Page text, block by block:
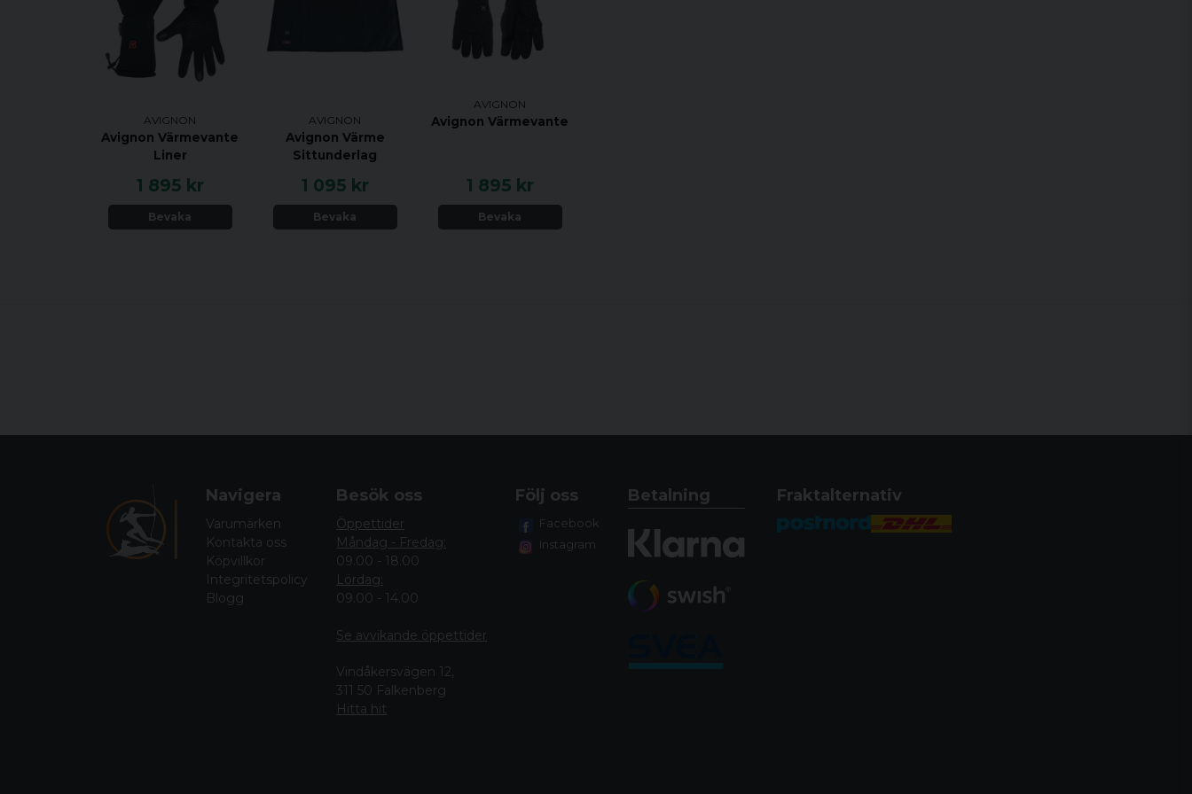
AVIGNON
Avignon Värmevante
Liner
1 895 kr
Bevaka
AVIGNON
Avignon Värme
Sittunderlag
1 095 kr
Bevaka
AVIGNON
Avignon Värmevante
1 895 kr
Bevaka
Navigera
Varumärken
Kontakta oss
Köpvillkor
Integritetspolicy
Blogg
Besök oss
Öppettider
Måndag - Fredag:
09.00 - 18.00
Lördag:
09.00 - 14.00
Se avvikande öppettider
Vindåkersvägen 12,
311 50 Falkenberg
Hitta hit
Följ oss
Facebook
Instagram
Betalning Fraktalternativ